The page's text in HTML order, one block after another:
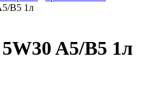
B5 1л
A5/B5 1л